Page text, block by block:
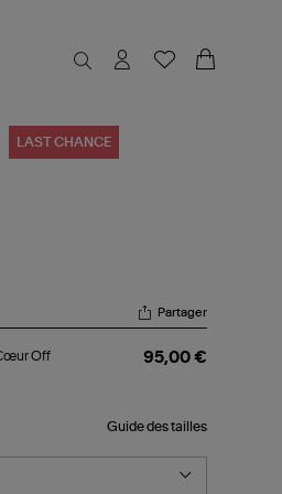
LAST CHANCE
Partager
Off
95,00 €
Guide des tailles